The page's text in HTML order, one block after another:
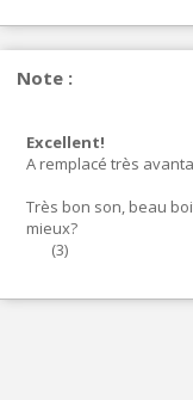
Note :
Excellent!
A remplacé très
Très bon son, beau
mieux?
(3)